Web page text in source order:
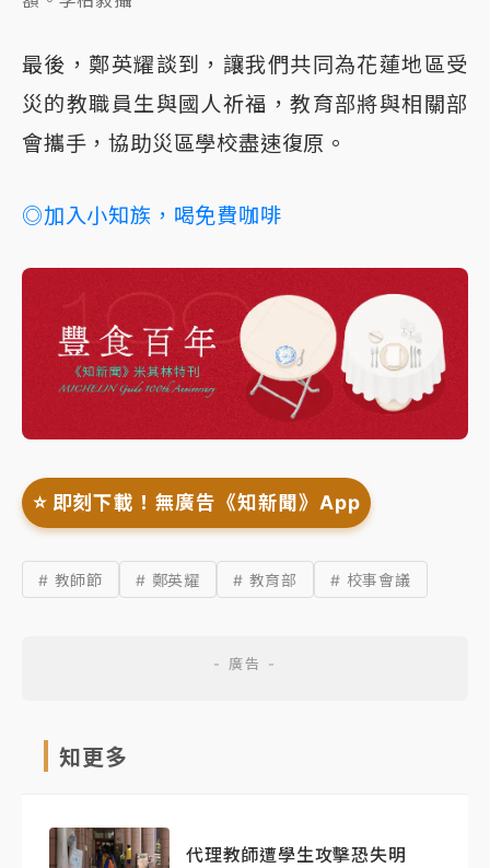
最後，鄭英耀談到，讓我們共同為花蓮地區受
災的教職員生與國人祈福，教育部將與相關部
會攜手，協助災區學校盡速復原。
◎加入小知族，喝免費咖啡
⭐️ 即刻下載！無廣告《知新聞》App
# 教師節 # 鄭英耀 # 教育部 # 校事會議
知更多
代理教師遭學生攻擊恐失明